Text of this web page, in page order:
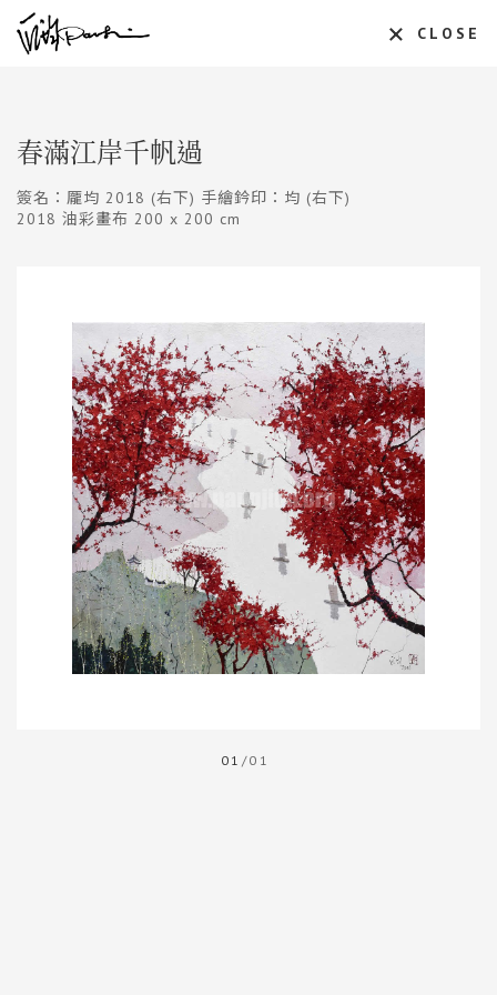
CLOSE
春滿江岸千帆過
簽名：龎均 2018 (右下) 手繪鈐印：均 (右下)
2018 油彩畫布 200 x 200 cm
01 /01